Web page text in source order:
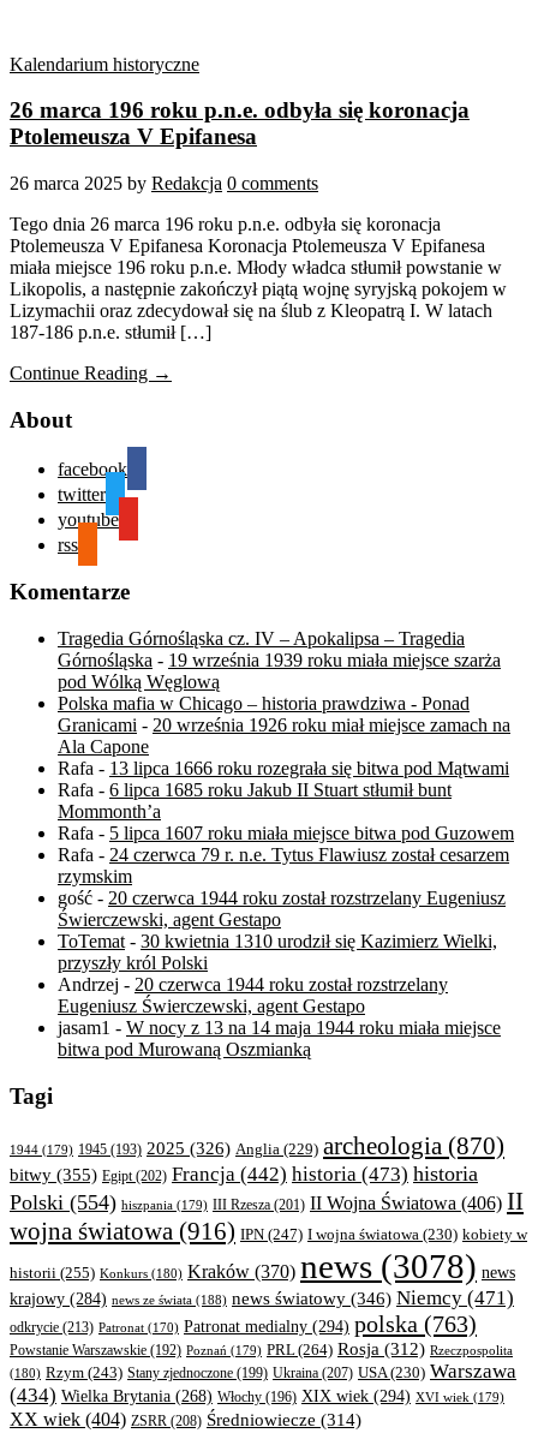
Kalendarium historyczne
26 marca 196 roku p.n.e. odbyła się koronacja
Ptolemeusza V Epifanesa
26 marca 2025 by Redakcja 0 comments
Tego dnia 26 marca 196 roku p.n.e. odbyła się koronacja
Ptolemeusza V Epifanesa Koronacja Ptolemeusza V Epifanesa
miała miejsce 196 roku p.n.e. Młody władca stłumił powstanie w
Likopolis, a następnie zakończył piątą wojnę syryjską pokojem w
Lizymachii oraz zdecydował się na ślub z Kleopatrą I. W latach
187-186 p.n.e. stłumił […]
Continue Reading →
About
facebook
twitter
youtube
rss
Komentarze
Tragedia Górnośląska cz. IV – Apokalipsa – Tragedia
Górnośląska - 19 września 1939 roku miała miejsce szarża
pod Wólką Węglową
Polska mafia w Chicago – historia prawdziwa - Ponad
Granicami - 20 września 1926 roku miał miejsce zamach na
Ala Capone
Rafa - 13 lipca 1666 roku rozegrała się bitwa pod Mątwami
Rafa - 6 lipca 1685 roku Jakub II Stuart stłumił bunt
Mommonth’a
Rafa - 5 lipca 1607 roku miała miejsce bitwa pod Guzowem
Rafa - 24 czerwca 79 r. n.e. Tytus Flawiusz został cesarzem
rzymskim
gość - 20 czerwca 1944 roku został rozstrzelany Eugeniusz
Świerczewski, agent Gestapo
ToTemat - 30 kwietnia 1310 urodził się Kazimierz Wielki,
przyszły król Polski
Andrzej - 20 czerwca 1944 roku został rozstrzelany
Eugeniusz Świerczewski, agent Gestapo
jasam1 - W nocy z 13 na 14 maja 1944 roku miała miejsce
bitwa pod Murowaną Oszmianką
Tagi
1944 (179) 1945 (193) 2025 (326) Anglia (229) archeologia (870)
bitwy (355) Egipt(202) Francja (442) historia (473) historia
Polski (554) hiszpania (179) III Rzesza (201) II Wojna Światowa (406) II
wojna światowa (916) IPN (247) I wojna światowa (230) kobiety w
historii (255) Konkurs (180) Kraków (370) news (3078) news
krajowy (284) news ze świata (188) news światowy (346) Niemcy (471)
odkrycie (213) Patronat (170) Patronat medialny (294) polska (763)
Powstanie Warszawskie (192) Poznań (179) PRL(264) Rosja (312) Rzeczpospolita
(180) Rzym (243) Stany zjednoczone (199) Ukraina (207) USA(230) Warszawa
(434) Wielka Brytania (268) Włochy (196) XIX wiek (294) XVI wiek (179)
XX wiek (404) ZSRR (208) Średniowiecze (314)